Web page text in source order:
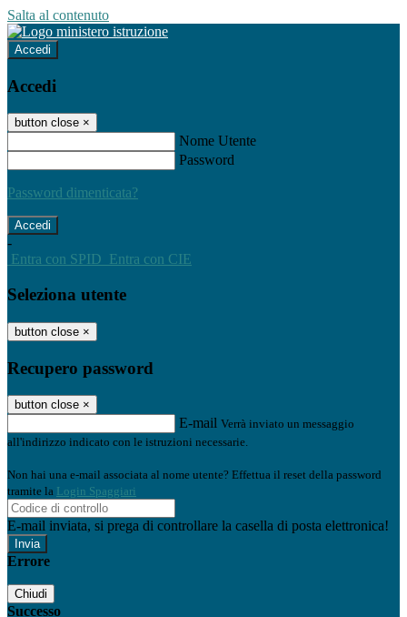
Salta al contenuto
Accedi
Accedi
button close ×
Nome Utente
Password
Password dimenticata?
-
Entra con SPID Entra con CIE
Seleziona utente
button close ×
Recupero password
button close ×
E-mail Verrà inviato un messaggio
all'indirizzo indicato con le istruzioni necessarie.
Non hai una e-mail associata al nome utente? Effettua il reset della password
tramite la Login Spaggiari
E-mail inviata, si prega di controllare la casella di posta elettronica!
Errore
Chiudi
Successo